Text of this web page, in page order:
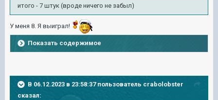
итого - 7 штук (вроде ничего не забыл)
У меня 8. Я выиграл!
Показать содержимое
В 06.12.2023 в 23:58:37 пользователь crabolobster
сказал: